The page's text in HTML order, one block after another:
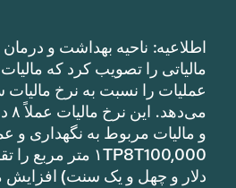
اطلاعیه: ناحیه بهداشت و
مالیاتی را تصویب کرد که
عملیات را نسبت به نرخ
و مالیات مربوط به نگهداری و
دلار و چهل و یک سنت)